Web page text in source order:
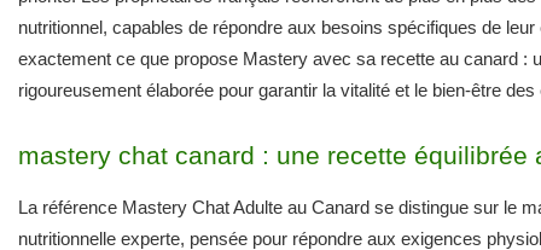
nutritionnel, capables de répondre aux besoins spécifiques de leur
exactement ce que propose Mastery avec sa recette au canard :
rigoureusement élaborée pour garantir la vitalité et le bien-être
mastery chat canard : une recette équilibrée
La référence Mastery Chat Adulte au Canard se distingue sur le
nutritionnelle experte, pensée pour répondre aux exigences